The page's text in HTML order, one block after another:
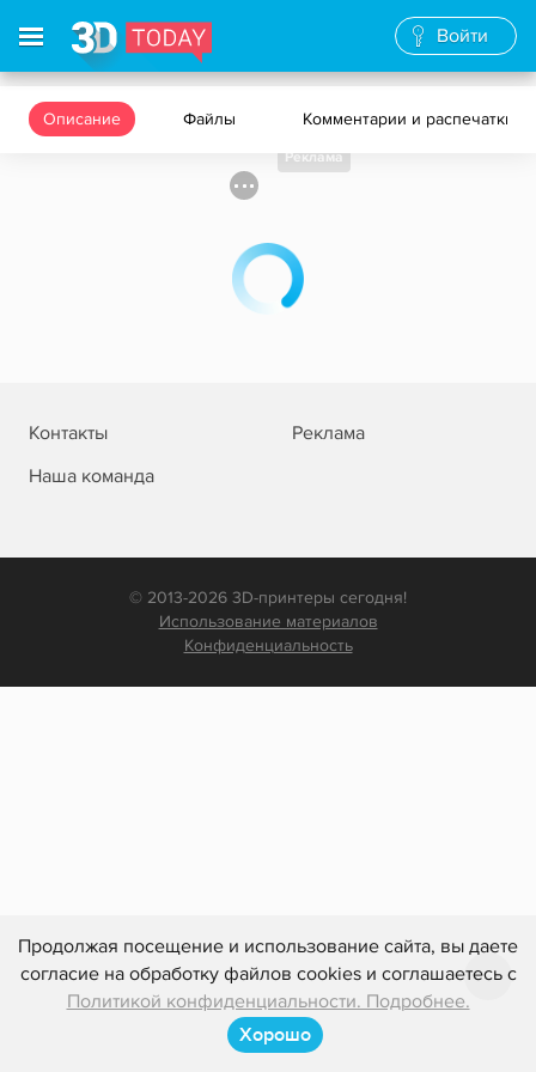
Продолжая посещение и использование сайта, вы даете
согласие на обработку файлов cookies и соглашаетесь с
Политикой конфиденциальности. Подробнее.
Хорошо
Войти
Описание Файлы Комментарии и распечатки
Реклама
Контакты
Реклама
Наша команда
© 2013-2026 3D-принтеры сегодня!
Использование материалов
Конфиденциальность